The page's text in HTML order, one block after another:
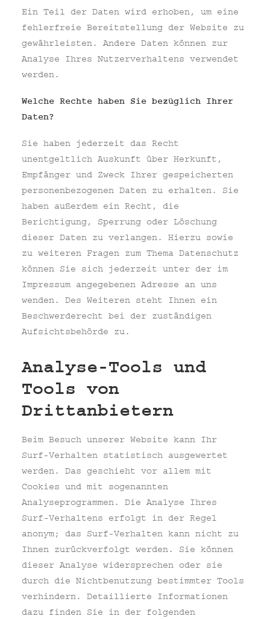
Ein Teil der Daten wird erhoben, um eine
fehlerfreie Bereitstellung der Website zu
gewährleisten. Andere Daten können zur
Analyse Ihres Nutzerverhaltens verwendet
werden.
Welche Rechte haben Sie bezüglich Ihrer
Daten?
Sie haben jederzeit das Recht
unentgeltlich Auskunft über Herkunft,
Empfänger und Zweck Ihrer gespeicherten
personenbezogenen Daten zu erhalten. Sie
haben außerdem ein Recht, die
Berichtigung, Sperrung oder Löschung
dieser Daten zu verlangen. Hierzu sowie
zu weiteren Fragen zum Thema Datenschutz
können Sie sich jederzeit unter der im
Impressum angegebenen Adresse an uns
wenden. Des Weiteren steht Ihnen ein
Beschwerderecht bei der zuständigen
Aufsichtsbehörde zu.
Analyse-Tools und
Tools von
Drittanbietern
Beim Besuch unserer Website kann Ihr
Surf-Verhalten statistisch ausgewertet
werden. Das geschieht vor allem mit
Cookies und mit sogenannten
Analyseprogrammen. Die Analyse Ihres
Surf-Verhaltens erfolgt in der Regel
anonym; das Surf-Verhalten kann nicht zu
Ihnen zurückverfolgt werden. Sie können
dieser Analyse widersprechen oder sie
durch die Nichtbenutzung bestimmter Tools
verhindern. Detaillierte Informationen
dazu finden Sie in der folgenden